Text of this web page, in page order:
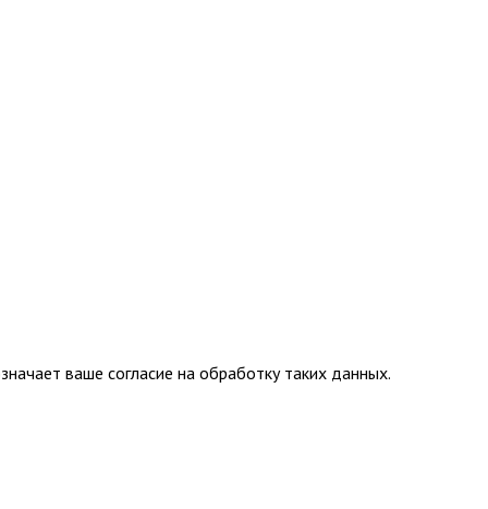
ваше согласие на обработку таких данных.